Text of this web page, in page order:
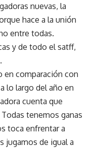
nuevas, la
hace a la unión
entre todas.
y de todo el satff,
en comparación con
lo largo del año en
cuenta que
tenemos ganas
toca enfrentar a
jugamos de igual a